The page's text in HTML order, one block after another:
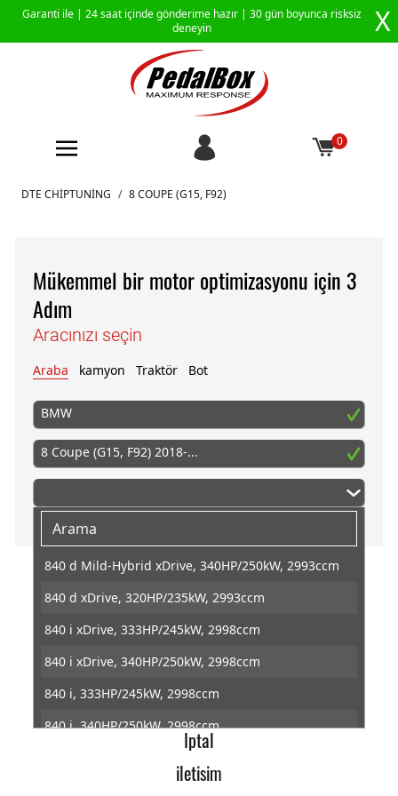
Garanti ile | 24 saat içinde gönderime hazır | 30 gün boyunca risksiz
deneyin
X
0
İçeriğe geç
DTE CHIPTUNING / 8 COUPE (G15, F92)
Mükemmel bir motor optimizasyonu için 3
Adım
Aracınızı seçin
Araba kamyon Traktör Bot
BMW
8 Coupe (G15, F92) 2018-...
840 d Mild-Hybrid xDrive, 340HP/250kW, 2993ccm
840 d xDrive, 320HP/235kW, 2993ccm
840 i xDrive, 333HP/245kW, 2998ccm
840 i xDrive, 340HP/250kW, 2998ccm
840 i, 333HP/245kW, 2998ccm
840 i, 340HP/250kW, 2998ccm
PedalBox
Baska
Gazpedal tuning
Veri koruma
Iptal
iletisim